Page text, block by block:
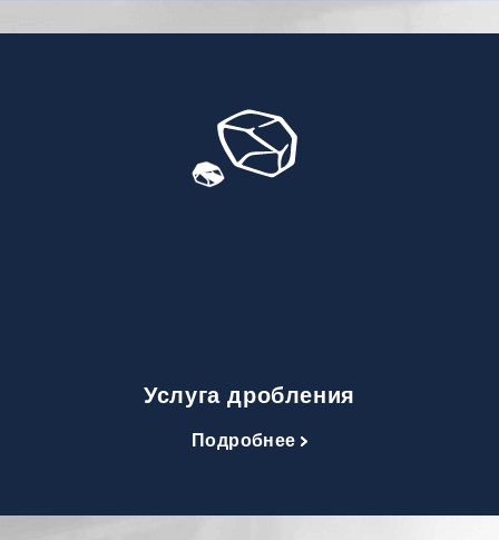
Услуга дробления
Подробнее